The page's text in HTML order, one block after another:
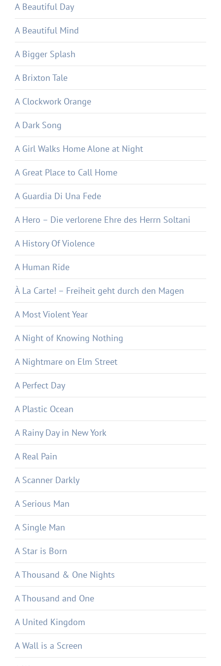
A Beautiful Day
A Beautiful Mind
A Bigger Splash
A Brixton Tale
A Clockwork Orange
A Dark Song
A Girl Walks Home Alone at Night
A Great Place to Call Home
A Guardia Di Una Fede
A Hero – Die verlorene Ehre des Herrn Soltani
A History Of Violence
A Human Ride
À La Carte! – Freiheit geht durch den Magen
A Most Violent Year
A Night of Knowing Nothing
A Nightmare on Elm Street
A Perfect Day
A Plastic Ocean
A Rainy Day in New York
A Real Pain
A Scanner Darkly
A Serious Man
A Single Man
A Star is Born
A Thousand & One Nights
A Thousand and One
A United Kingdom
A Wall is a Screen